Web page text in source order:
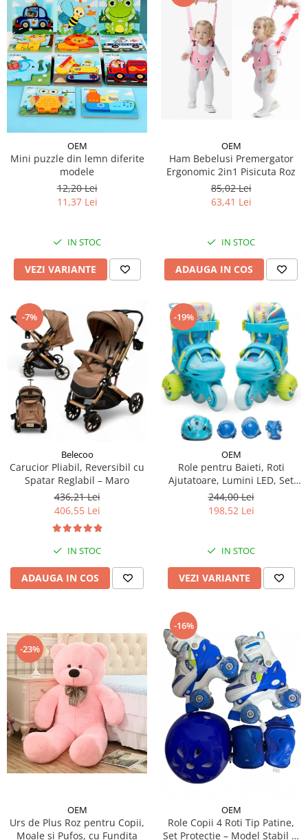
OEM
Mini puzzle din lemn diferite
modele
12,20 Lei
11,37 Lei
IN STOC
VEZI VARIANTE
OEM
Ham Bebelusi Premergator
Ergonomic 2in1 Pisicuta Roz
85,02 Lei
63,41 Lei
IN STOC
ADAUGA IN COS
-7%
Belecoo
Carucior Pliabil, Reversibil cu
Spatar Reglabil – Maro
436,21 Lei
406,55 Lei
IN STOC
ADAUGA IN COS
-19%
OEM
Role pentru Baieti, Roti
Ajutatoare, Lumini LED, Set
Protectie
244,00 Lei
198,52 Lei
IN STOC
VEZI VARIANTE
-23%
OEM
Urs de Plus Roz pentru Copii,
Moale si Pufos, cu Fundita
-16%
OEM
Role Copii 4 Roti Tip Patine,
Set Protectie – Model Stabil si